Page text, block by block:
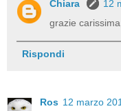
Chiara
12
grazie
Rispondi
Ros 12 marzo